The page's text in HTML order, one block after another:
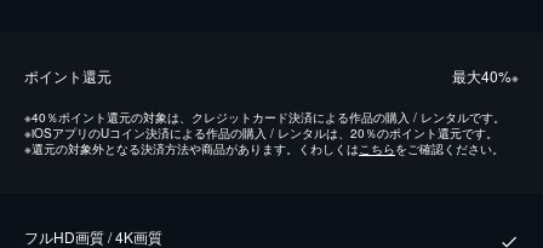
ポイント還元 最⼤40%※
※40％ポイント還元の対象は、クレジットカード決済による作品の購入 / レンタルです。
※iOSアプリのUコイン決済による作品の購入 / レンタルは、20％のポイント還元です。
※還元の対象外となる決済方法や商品があります。くわしくは こちらをご確認ください。
フルHD画質 / 4K画質